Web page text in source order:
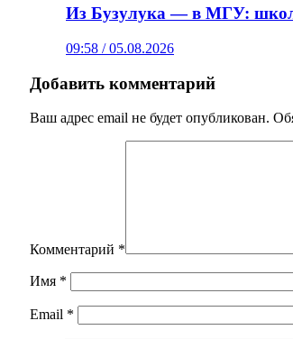
Из Бузулука — в МГУ:
09:58 / 05.08.2026
Добавить комментарий
Ваш адрес email не будет опубликован.
Комментарий *
Имя *
Email *